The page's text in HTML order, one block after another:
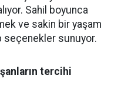
Sahil boyunca
ve sakin bir yaşam
sunuyor.
tercihi